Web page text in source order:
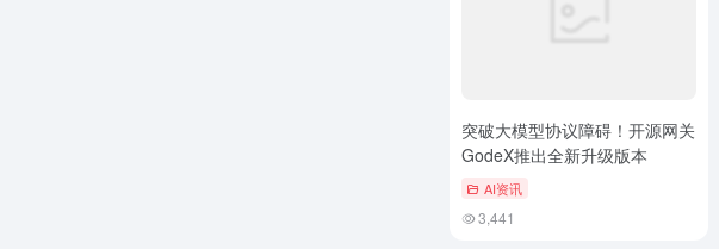
突破大模型协议障碍！开源网关
GodeX推出全新升级版本
AI资讯
3,441